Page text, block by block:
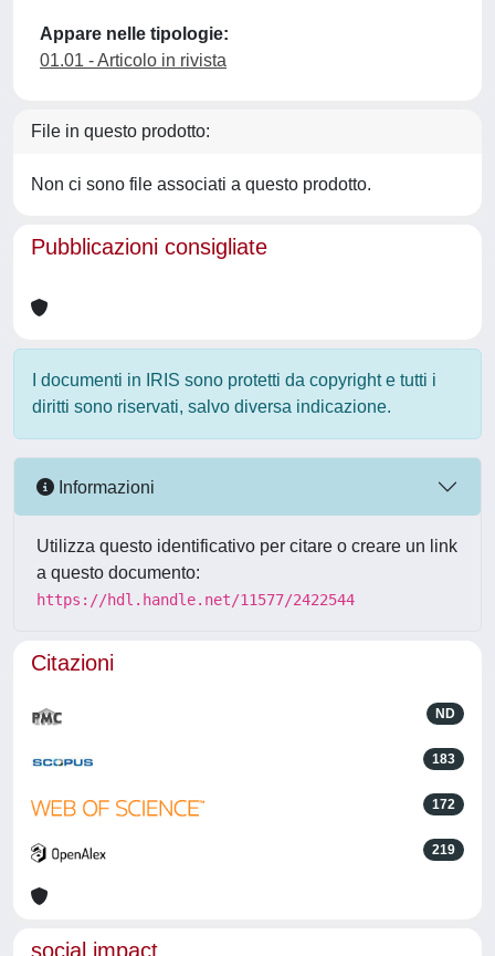
Appare nelle tipologie:
01.01 - Articolo in rivista
File in questo prodotto:
Non ci sono file associati a questo prodotto.
Pubblicazioni consigliate
I documenti in IRIS sono protetti da copyright e tutti i
diritti sono riservati, salvo diversa indicazione.
Informazioni
Utilizza questo identificativo per citare o creare un link
a questo documento:
https://hdl.handle.net/11577/2422544
Citazioni
ND
183
172
219
social impact